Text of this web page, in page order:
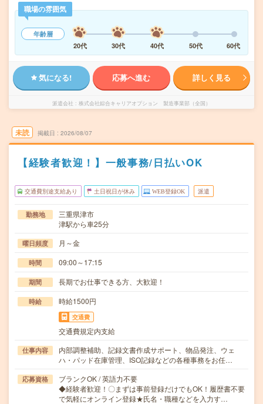
職場の雰囲気
年齢層
20代
30代 40代 50代 60代
気になる! 応募へ進む 詳しく見る
派遣会社 株式会社綜合キャリアオプション 製造事業部（全国）
未読 掲載日 2026/08/07
【経験者歓迎！】一般事務/日払いOK
交通費別途支給あり 土日祝日が休み WEB登録OK 派遣
勤務地
三重県津市
津駅から車25分
曜日頻度 月～金
時間 09:00～17:15
期間 長期でお仕事できる方、大歓迎！
時給 時給1500円
交通費
交通費規定内支給
仕事内容
内部調整補助、記録文書作成サポート、物品発注、ウェ
ハ・パッド在庫管理、ISO記録などの各種事務をお任…
応募資格
ブランクOK / 英語力不要
◆経験者歓迎！〇まずは事前登録だけでもOK！履歴書不要
で気軽にオンライン登録★氏名・職種などを入力す…